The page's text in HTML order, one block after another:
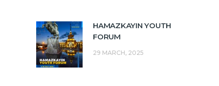
HAMAZKAYIN YOUTH
FORUM
29 MARCH, 2025